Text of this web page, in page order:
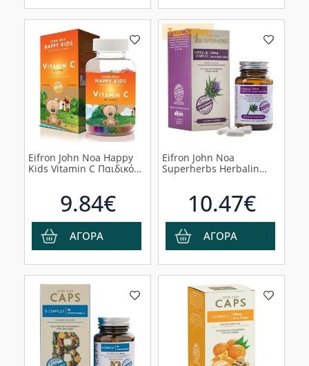
Eifron John Noa Happy
Kids Vitamin C Παιδικό
9.84€
ΑΓΟΡΑ
Top Seller
Eifron John Noa
Superherbs Herbalin
Γαιδουράγκαθο, 30
κάψουλες10.47€
ΑΓΟΡΑ